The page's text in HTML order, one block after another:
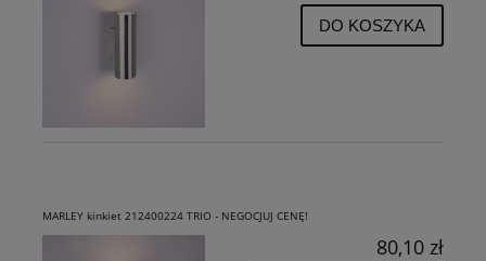
DO KOSZYKA
MARLEY kinkiet 212400224 TRIO - NEGOCJUJ CENĘ!
80,10 zł